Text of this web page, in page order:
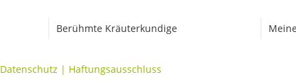
Berühmte Kräuterkundige
Datenschutz | Haftungsausschluss